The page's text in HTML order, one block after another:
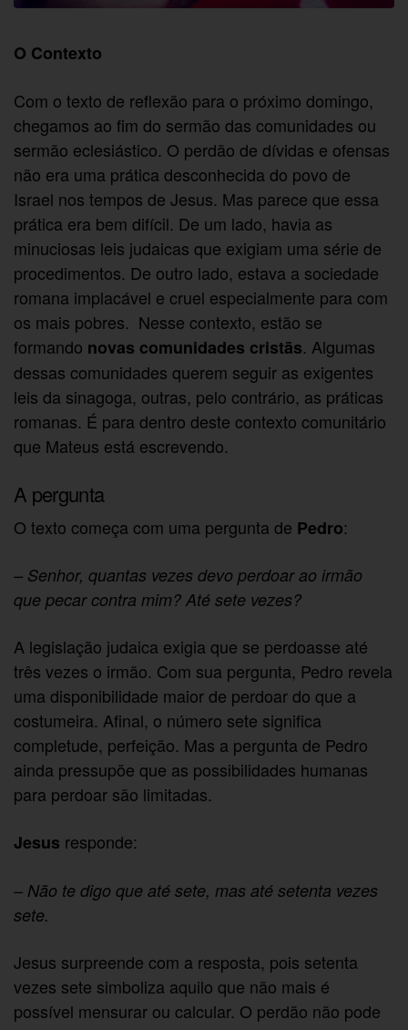
O Contexto
Com o texto de reflexão para o próximo domingo,
chegamos ao fim do sermão das comunidades ou
sermão eclesiástico. O perdão de dívidas e ofensas
não era uma prática desconhecida do povo de
Israel nos tempos de Jesus. Mas parece que essa
prática era bem difícil. De um lado, havia as
minuciosas leis judaicas que exigiam uma série de
procedimentos. De outro lado, estava a sociedade
romana implacável e cruel especialmente para com
os mais pobres. Nesse contexto, estão se
formando novas comunidades cristãs. Algumas
dessas comunidades querem seguir as exigentes
leis da sinagoga, outras, pelo contrário, as práticas
romanas. É para dentro deste contexto comunitário
que Mateus está escrevendo.
A pergunta
O texto começa com uma pergunta de Pedro:
– Senhor, quantas vezes devo perdoar ao irmão
que pecar contra mim? Até sete vezes?
A legislação judaica exigia que se perdoasse até
três vezes o irmão. Com sua pergunta, Pedro revela
uma disponibilidade maior de perdoar do que a
costumeira. Afinal, o número sete significa
completude, perfeição. Mas a pergunta de Pedro
ainda pressupõe que as possibilidades humanas
para perdoar são limitadas.
Jesus responde:
– Não te digo que até sete, mas até setenta vezes
sete.
Jesus surpreende com a resposta, pois setenta
vezes sete simboliza aquilo que não mais é
possível mensurar ou calcular. O perdão não pode